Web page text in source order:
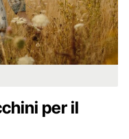
per il